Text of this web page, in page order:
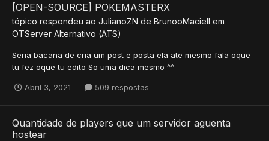
[OPEN-SOURCE] POKEMASTERX
tópico respondeu ao JulianoZN de BrunooMaciell em
OTServer Alternativo (ATS)
Seria bacana de cria um post e posta ela ate mesmo fala oque
tu fez oque tu edito So uma dica mesmo ^^
Abril 3, 2021 509 respostas
Quantidade de players que um servidor aguenta
hostear